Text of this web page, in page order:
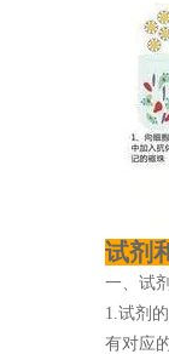
试剂
一、试
1.试剂
有对应